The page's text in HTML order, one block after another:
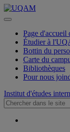
Page
Étudier à
Bottin du
Carte du
Bibliothèques
Pour nous
Institut d'études